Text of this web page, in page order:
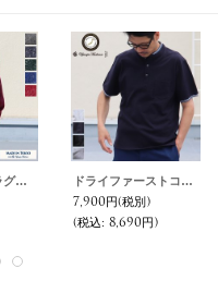
30/10吊編裏毛 ラグランスウェット【MADE IN TOKYO】『東京製』/ Upscape Audience ドライファーストコットン鹿の子スタンドスモールカラーラインポロ【MADE IN JAPAN】『日本製』 / Upscape Audience
7,900円(税別)
(税込: 8,690円)